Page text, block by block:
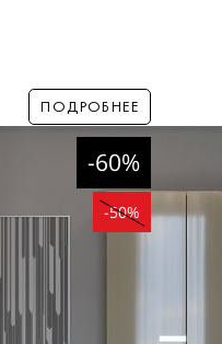
ПОДРОБНЕЕ
-60%
-50%